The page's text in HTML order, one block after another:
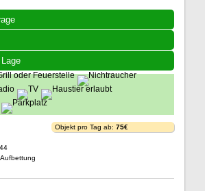
Objekt pro Tag ab: 75€